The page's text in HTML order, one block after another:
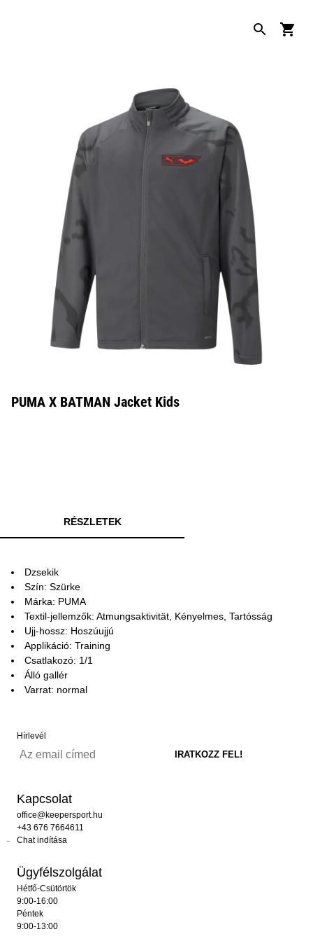
PUMA X BATMAN Jacket Kids
RÉSZLETEK
Dzsekik
Szín: Szürke
Márka: PUMA
Textil-jellemzők: Atmungsaktivität, Kényelmes, Tartósság
Ujj-hossz: Hoszúujjú
Applikáció: Training
Csatlakozó: 1/1
Álló gallér
Varrat: normal
Hírlevél
Kapcsolat
office@keepersport.hu
+43 676 7664611
Chat indítása
Ügyfélszolgálat
Hétfő-Csütörtök
9:00-16:00
Péntek
9:00-13:00